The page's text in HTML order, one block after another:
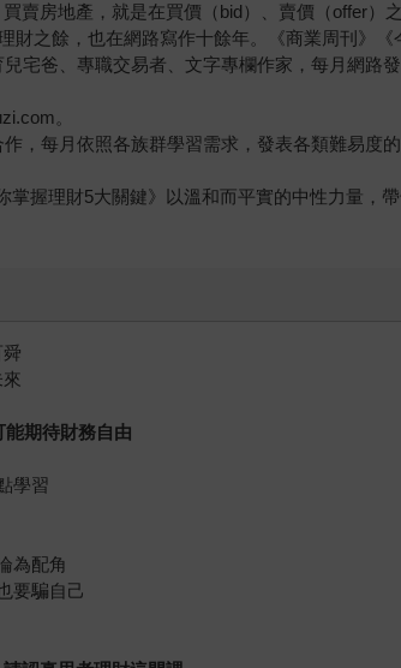
賣房地產，就是在買價（bid）、賣價（offer）
財之餘，也在網路寫作十餘年。《商業周刊》
宅爸、專職交易者、文字專欄作家，每月網路
。
，每月依照各族群學習需求，發表各類難易度
握理財5大關鍵》以溫和而平實的中性力量，
期待財務自由
學習
為配角
要騙自己